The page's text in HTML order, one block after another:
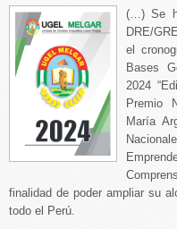
(…) Se
DRE/
el
Bases
2024
Premio
María
finalidad de poder ampliar su
todo el Perú.